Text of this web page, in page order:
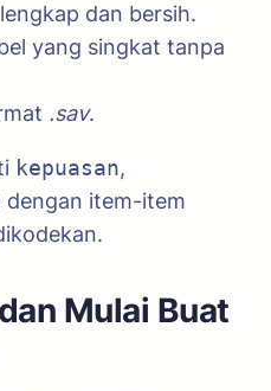
dan bersih.
yang singkat tanpa
.sav.
kepuasan,
dengan item-item
Mulai Buat